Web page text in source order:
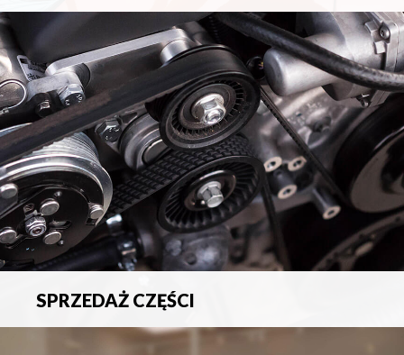
Pełna ochrona ubezpieczeniowa w zakresie wszelkich
SPRZEDAŻ CZĘŚCI
Sprzedaż oryginalnych części samochodowych oraz